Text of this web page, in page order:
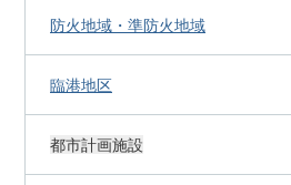
防火地域・準防火地域
臨港地区
都市計画施設